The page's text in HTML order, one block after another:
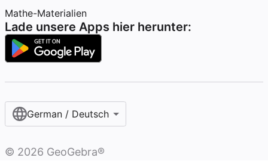
Mathe-Materialien
Lade unsere Apps hier herunter:
German / Deutsch
© 2026 GeoGebra®